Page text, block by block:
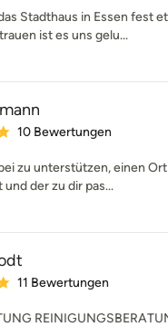
Stadthaus in Essen fest
ist es uns gelu...
Bewertung: 5 von 5 Sternen
10 Bewertungen
zu unterstützen, einen
der zu dir pas...
Bewertung: 5 von 5 Sternen
11 Bewertungen